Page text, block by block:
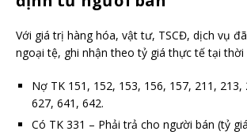
Với giá trị hàng hóa, vật tư, TSCĐ, dịch vụ
ngoại tệ, ghi nhận theo tỷ giá thực tế tại
Nợ TK 151, 152, 153, 156, 157, 211, 213,
627, 641, 642.
Có TK 331 – Phải trả cho người bán (tỷ